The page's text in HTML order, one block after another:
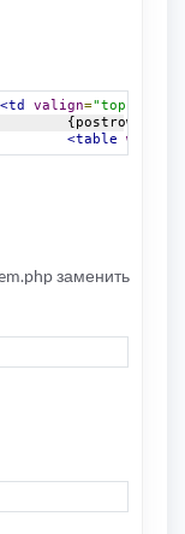
<td valign="top"
<table
width
заменить